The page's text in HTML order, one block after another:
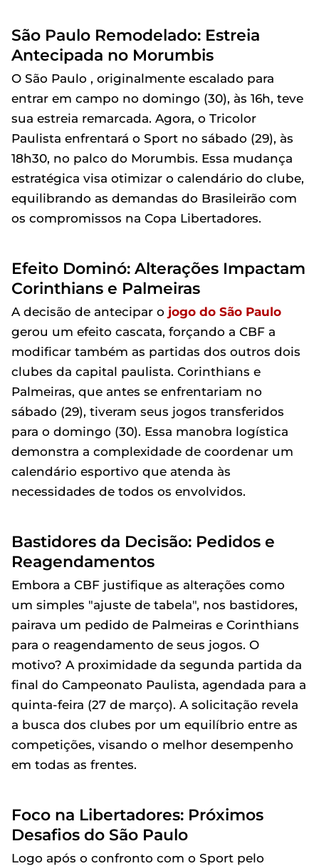
São Paulo Remodelado: Estreia
Antecipada no Morumbis
O São Paulo , originalmente escalado para
entrar em campo no domingo (30), às 16h, teve
sua estreia remarcada. Agora, o Tricolor
Paulista enfrentará o Sport no sábado (29), às
18h30, no palco do Morumbis. Essa mudança
estratégica visa otimizar o calendário do clube,
equilibrando as demandas do Brasileirão com
os compromissos na Copa Libertadores.
Efeito Dominó: Alterações Impactam
Corinthians e Palmeiras
A decisão de antecipar o jogo do São Paulo
gerou um efeito cascata, forçando a CBF a
modificar também as partidas dos outros dois
clubes da capital paulista. Corinthians e
Palmeiras, que antes se enfrentariam no
sábado (29), tiveram seus jogos transferidos
para o domingo (30). Essa manobra logística
demonstra a complexidade de coordenar um
calendário esportivo que atenda às
necessidades de todos os envolvidos.
Bastidores da Decisão: Pedidos e
Reagendamentos
Embora a CBF justifique as alterações como
um simples "ajuste de tabela", nos bastidores,
pairava um pedido de Palmeiras e Corinthians
para o reagendamento de seus jogos. O
motivo? A proximidade da segunda partida da
final do Campeonato Paulista, agendada para a
quinta-feira (27 de março). A solicitação revela
a busca dos clubes por um equilíbrio entre as
competições, visando o melhor desempenho
em todas as frentes.
Foco na Libertadores: Próximos
Desafios do São Paulo
Logo após o confronto com o Sport pelo